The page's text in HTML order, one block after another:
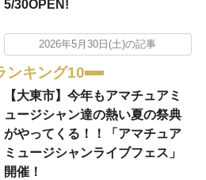
5/30OPEN!
2026年5月30日(土)の記事
ンキング10
【大東市】今年もアマチュアミ
ュージシャン達の熱い夏の祭典
がやってくる！！「アマチュア
ミュージシャンライブフェス」
開催！